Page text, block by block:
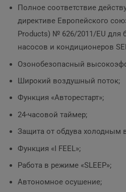
Полное соответствие
директиве Европейского
Products) № 626/2011/EU для
насосов и кондиционеров
Озонобезопасный
Широкий воздушный поток;
Функция «Авторестарт»;
24-часовой таймер;
Защита от обдува холодным
Функция «I FEEL»;
Работа в режиме «SLEEP»;
Автономное осушение;